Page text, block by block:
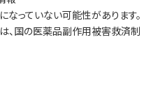
っていない可能性があります。
、国の医薬品副作用被害救済制